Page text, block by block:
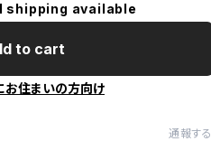
shipping available
to cart
お住まいの方向け
通報する